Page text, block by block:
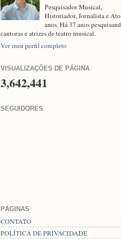
Pesquisador Musical,
Historiador, Jornalista e
anos. Há 37 anos
cantoras e atrizes de teatro musical.
Ver meu perfil completo
VISUALIZAÇÕES DE PÁGINA
3,642,441
SEGUIDORES
PÁGINAS
CONTATO
POLÍTICA DE PRIVACIDADE